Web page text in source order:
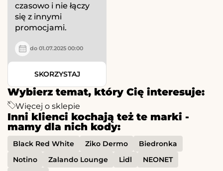
Wybierz temat, który Cię interesuje:
Więcej o sklepie
Inni klienci kochają też te marki -
mamy dla nich kody:
Black Red White Ziko Dermo
Biedronka
Notino
Zalando Lounge Lidl
NEONET
czasowo i nie łączy
się z innymi
promocjami.
do 01.07.2025 00:00
SKORZYSTAJ